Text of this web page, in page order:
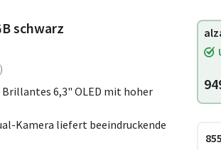
schwarz
Brillantes 6,3" OLED mit hoher
Kamera liefert beeindruckende
855